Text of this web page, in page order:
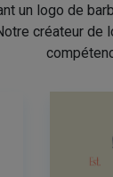
un logo de
créateur